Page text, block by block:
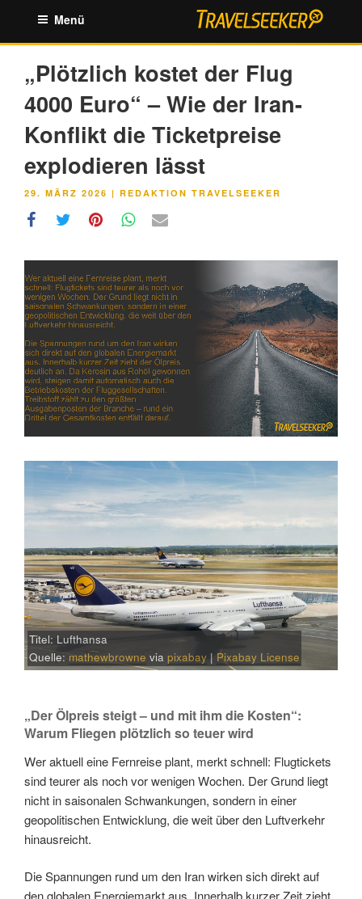
springen
Menü
„Plötzlich kostet der Flug
4000 Euro“ – Wie der Iran-
Konflikt die Ticketpreise
explodieren lässt
VERÖFFENTLICHT
29. MÄRZ 2026 | REDAKTION TRAVELSEEKER
Link Embed
Titel: Lufthansa
Quelle: mathewbrowne viapixabay | Pixabay License
„Der Ölpreis steigt – und mit ihm die Kosten“:
Warum Fliegen plötzlich so teuer wird
Wer aktuell eine Fernreise plant, merkt schnell: Flugtickets
sind teurer als noch vor wenigen Wochen. Der Grund liegt
nicht in saisonalen Schwankungen, sondern in einer
geopolitischen Entwicklung, die weit über den Luftverkehr
hinausreicht.
Die Spannungen rund um den Iran wirken sich direkt auf
den globalen Energiemarkt aus. Innerhalb kurzer Zeit zieht